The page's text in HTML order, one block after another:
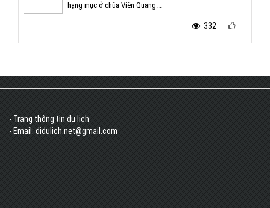
hạng mục ở chùa Viên Quang...
332
- Trang thông tin du lịch
- Email: didulich.net@gmail.com